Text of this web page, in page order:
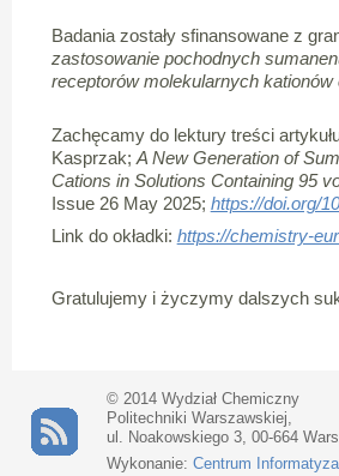
Badania zostały sfinansowane z
zastosowanie pochodnych
receptorów molekularnych kationów
Zachęcamy do lektury treści
Kasprzak;A New Generation of
Cations in Solutions Containing 95
Issue 26 May 2025; https://doi.org/
Link do okładki: https://chemistry-
Gratulujemy i życzymy dalszych
© 2014 Wydział Chemiczny
Politechniki Warszawskiej,
ul. Noakowskiego 3, 00-664
Wykonanie: Centrum